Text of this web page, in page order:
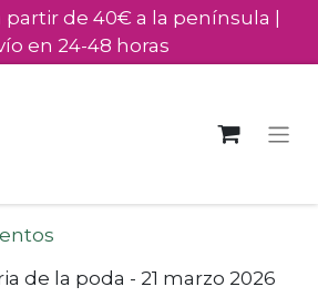
partir de 40€ a la península |
en 24-48 horas
de la poda - 21 marzo 2026